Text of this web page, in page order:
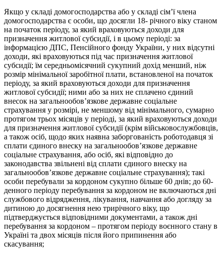
Якщо у складі домогосподарства або у складі сім’ї члена
домогосподарства є особи, що досягли 18- річного віку станом
на початок періоду, за який враховуються доходи для
призначення житлової субсидії, і в цьому періоді: за
інформацією ДПС, Пенсійного фонду України, у них відсутні
доходи, які враховуються під час призначення житлової
субсидії; їм середньомісячний сукупний дохід менший, ніж
розмір мінімальної заробітної плати, встановленої на початок
періоду, за який враховуються доходи для призначення
житлової субсидії; ними або за них не сплачено єдиний
внесок на загальнообов’язкове державне соціальне
страхування у розмірі, не меншому від мінімального, сумарно
протягом трьох місяців у періоді, за який враховуються доходи
для призначення житлової субсидії (крім військовослужбовців,
а також осіб, щодо яких наявна заборгованість роботодавця зі
сплати єдиного внеску на загальнообов’язкове державне
соціальне страхування, або осіб, які відповідно до
законодавства звільнені від сплати єдиного внеску на
загальнообов’язкове державне соціальне страхування); такі
особи перебували за кордоном сукупно більше 60 днів; до 60-
денного періоду перебування за кордоном не включаються дні
службового відрядження, лікування, навчання або догляду за
дитиною до досягнення нею трирічного віку, що
підтверджується відповідними документами, а також дні
перебування за кордоном – протягом періоду воєнного стану в
Україні та двох місяців після його припинення або
скасування;